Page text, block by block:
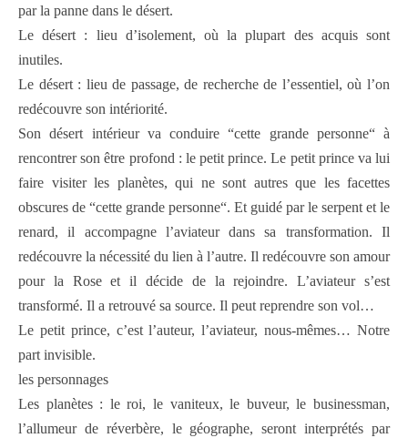
par la panne dans le désert.
Le désert : lieu d’isolement, où la plupart des acquis sont
inutiles.
Le désert : lieu de passage, de recherche de l’essentiel, où l’on
redécouvre son intériorité.
Son désert intérieur va conduire “cette grande personne“ à
rencontrer son être profond : le petit prince. Le petit prince va lui
faire visiter les planètes, qui ne sont autres que les facettes
obscures de “cette grande personne“. Et guidé par le serpent et le
renard, il accompagne l’aviateur dans sa transformation. Il
redécouvre la nécessité du lien à l’autre. Il redécouvre son amour
pour la Rose et il décide de la rejoindre. L’aviateur s’est
transformé. Il a retrouvé sa source. Il peut reprendre son vol…
Le petit prince, c’est l’auteur, l’aviateur, nous-mêmes… Notre
part invisible.
les personnages
Les planètes : le roi, le vaniteux, le buveur, le businessman,
l’allumeur de réverbère, le géographe, seront interprétés par